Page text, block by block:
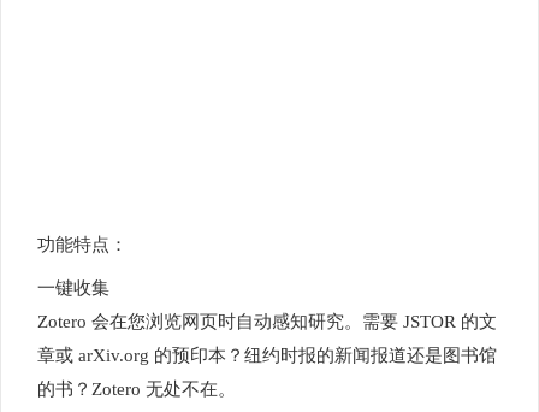
功能特点：
一键收集
Zotero 会在您浏览网页时自动感知研究。需要 JSTOR 的文
章或 arXiv.org 的预印本？纽约时报的新闻报道还是图书馆
的书？Zotero 无处不在。